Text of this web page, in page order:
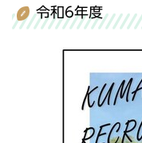
令和6年度